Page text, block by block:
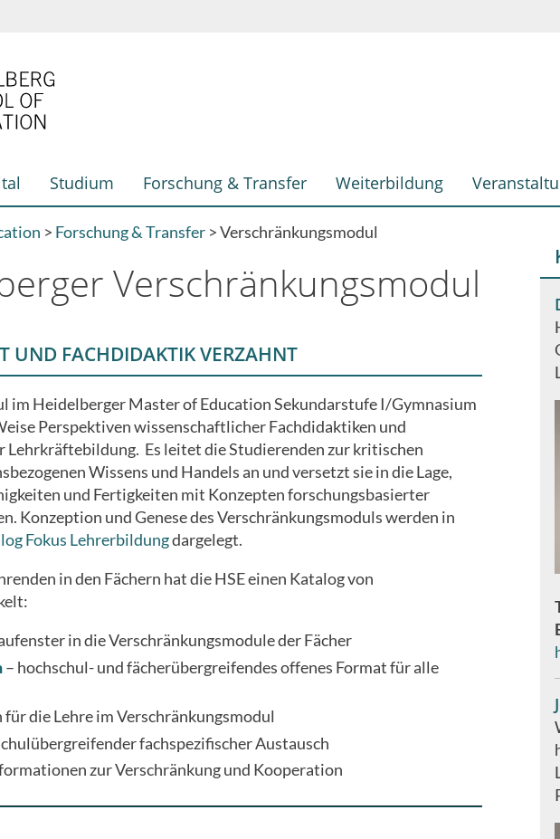
Studium Forschung & Transfer Weiterbildung
Forschung & Transfer Verschränkungsmodul
Verschränkungsmodul
UND FACHDIDAKTIK VERZAHNT
im Heidelberger Master of Education Sekundarstufe I/Gymnasium
Perspektiven wissenschaftlicher Fachdidaktiken und
Lehrkräftebildung. Es leitet die Studierenden zur kritischen
Wissens und Handels an und versetzt sie in die Lage,
und Fertigkeiten mit Konzepten forschungsbasierter
Konzeption und Genese des Verschränkungsmoduls werden in
Fokus Lehrerbildungdargelegt.
in den Fächern hat die HSE einen Katalog von
in die Verschränkungsmodule der Fächer
– hochschul- und fächerübergreifendes offenes Format für alle
die Lehre im Verschränkungsmodul
fachspezifischer Austausch
zur Verschränkung und Kooperation